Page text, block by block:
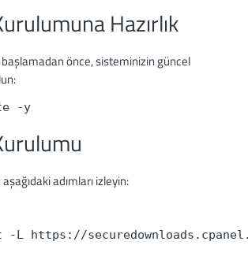
Hazırlık
önce, sisteminizin güncel
-y
adımları izleyin:
L https://